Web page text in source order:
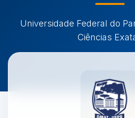
Universidade Federal do
Ciências